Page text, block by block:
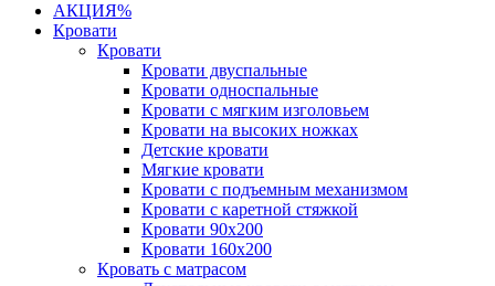
АКЦИЯ%
Кровати
Кровати
Кровати двуспальные
Кровати односпальные
Кровати с мягким изголовьем
Кровати на высоких ножках
Детские кровати
Мягкие кровати
Кровати с подъемным механизмом
Кровати с каретной стяжкой
Кровати 90х200
Кровати 160х200
Кровать с матрасом